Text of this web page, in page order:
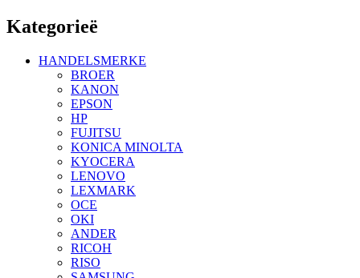
Kategorieë
HANDELSMERKE
BROER
KANON
EPSON
HP
FUJITSU
KONICA MINOLTA
KYOCERA
LENOVO
LEXMARK
OCE
OKI
ANDER
RICOH
RISO